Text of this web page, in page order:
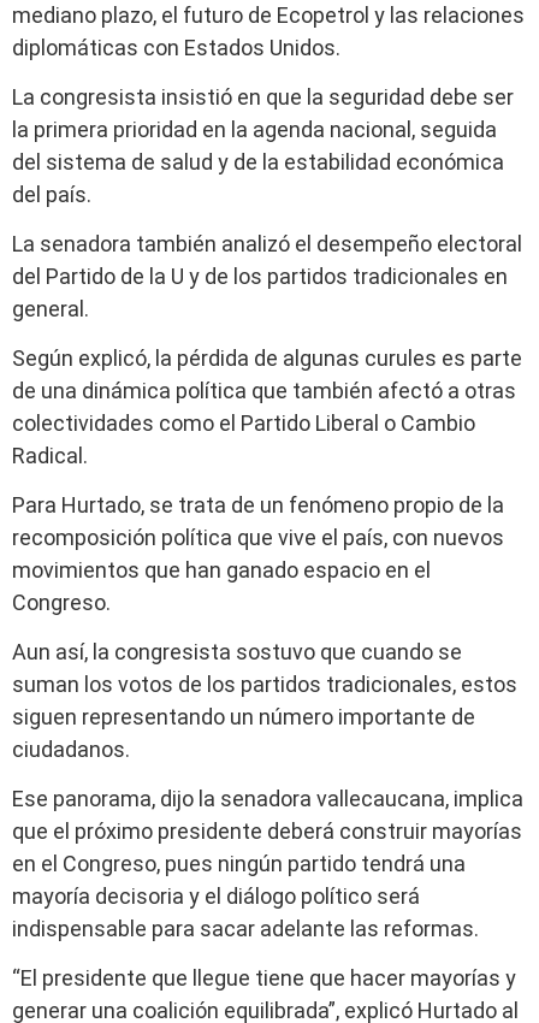
mediano plazo, el futuro de Ecopetrol y las relaciones
diplomáticas con Estados Unidos.
La congresista insistió en que la seguridad debe ser
la primera prioridad en la agenda nacional, seguida
del sistema de salud y de la estabilidad económica
del país.
La senadora también analizó el desempeño electoral
del Partido de la U y de los partidos tradicionales en
general.
Según explicó, la pérdida de algunas curules es parte
de una dinámica política que también afectó a otras
colectividades como el Partido Liberal o Cambio
Radical.
Para Hurtado, se trata de un fenómeno propio de la
recomposición política que vive el país, con nuevos
movimientos que han ganado espacio en el
Congreso.
Aun así, la congresista sostuvo que cuando se
suman los votos de los partidos tradicionales, estos
siguen representando un número importante de
ciudadanos.
Ese panorama, dijo la senadora vallecaucana, implica
que el próximo presidente deberá construir mayorías
en el Congreso, pues ningún partido tendrá una
mayoría decisoria y el diálogo político será
indispensable para sacar adelante las reformas.
“El presidente que llegue tiene que hacer mayorías y
generar una coalición equilibrada”, explicó Hurtado al